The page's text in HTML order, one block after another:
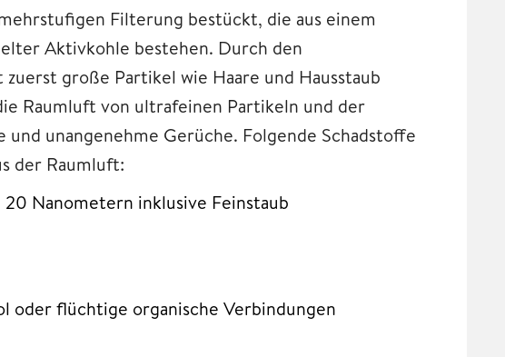
Filterung bestückt, die aus einem
Aktivkohle bestehen. Durch den
große Partikel wie Haare und Hausstaub
Raumluft von ultrafeinen Partikeln und der
unangenehme Gerüche. Folgende Schadstoffe
der Raumluft:
Nanometern inklusive Feinstaub
oder flüchtige organische Verbindungen